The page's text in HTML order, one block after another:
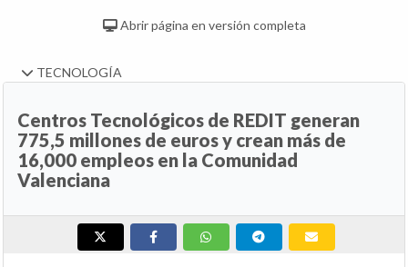
Abrir página en versión completa
TECNOLOGÍA
Centros Tecnológicos de REDIT generan
775,5 millones de euros y crean más de
16,000 empleos en la Comunidad
Valenciana